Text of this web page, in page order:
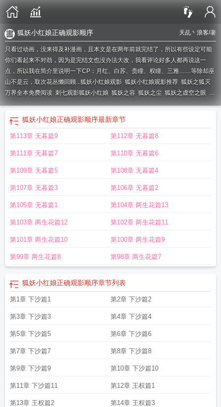
天乩丶浪客/著
狐妖小红娘正确观影顺序
只看过动画，没来得及补漫画，且本文是在两年前就完结了，所以有些设定可能
你们看起来不对劲，因为是完结文也没办法大改，我看评论好多人都再说这一
点，所以我在简介里说明一下CP：月红、白苏、贵瞳、权瞳、三雅……等除却巫
山不是云，取次花丛懒回顾...狐妖小红娘观影 狐妖小红娘观影推荐 狐妖之狐灭
万界全本免费阅读 刺七观影狐妖小红娘 狐妖之容 狐妖之尘 狐妖之虚空之眼 观
影狐妖小红娘的狐妖观影体预知未来狐妖之普通狐妖小红娘众人观影狐妖之
狐妖之 最新章节 无弹窗 狐妖之狐煞 狐妖之星辰
读 狐妖之狐
小红娘的观影顺序观影世界狐妖小红娘狐妖之修道之路免费
小红娘正确观影顺序
少白观影狐妖小红娘狐妖之修仙系统免费阅
读狐妖之虚空之泪 狐妖观影体命中注定
序
狐妖小红娘正确观影顺序最新章节
第113章 无暮篇9 第112章 无暮篇8
第111章 无暮篇7 第110章 无暮篇6
第109章 无暮篇5 第108章 无暮篇4
第107章 无暮篇3 第106章 无暮篇2
第105章 无暮篇1 第104章 两生花篇13
第103章 两生花篇12 第102章 两生花篇11
第101章 两生花篇10 第100章 两生花篇9
第99章 两生花篇8 第98章 两生花篇7
狐妖小红娘正确观影顺序章节列表
第1章 下沙篇1 第2章 下沙篇2
第3章 下沙篇3 第4章 下沙篇4
第5章 下沙篇5 第6章 下沙篇6
第7章 下沙篇7 第8章 下沙篇8
第9章 下沙篇9 第10章 下沙篇10
第11章 下沙篇11 第12章 王权篇1
第13章 王权篇2 第14章 王权篇3